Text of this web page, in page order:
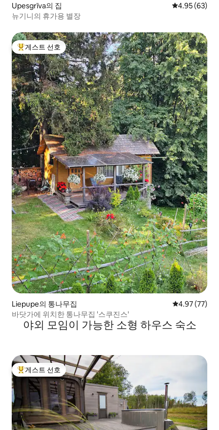
Upesgrīva의 집 평점 4.95점(5
4.95 (63)
뉴기니의 휴가용 별장
상위 게스트 선호
게스트 선호
Liepupe의 통나무집 평점 4.97점(5
4.97 (77)
바닷가에 위치한 통나무집 '스쿠진스'
야외 모임이 가능한 소형 하우스 숙소
상위 게스트 선호
게스트 선호